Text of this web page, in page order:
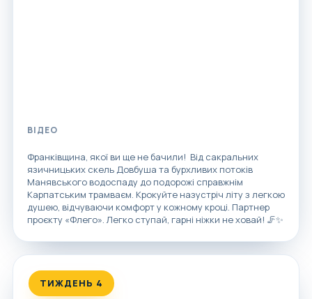
ВІДЕО
Франківщина, якої ви ще не бачили! Від сакральних
язичницьких скель Довбуша та бурхливих потоків
Манявського водоспаду до подорожі справжнім
Карпатським трамваєм. Крокуйте назустріч літу з легкою
душею, відчуваючи комфорт у кожному кроці. Партнер
проєкту «Флего». Легко ступай, гарні ніжки не ховай! 🦵✨
ТИЖДЕНЬ 4